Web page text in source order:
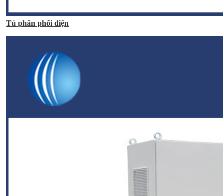
Tủ phân phối điện